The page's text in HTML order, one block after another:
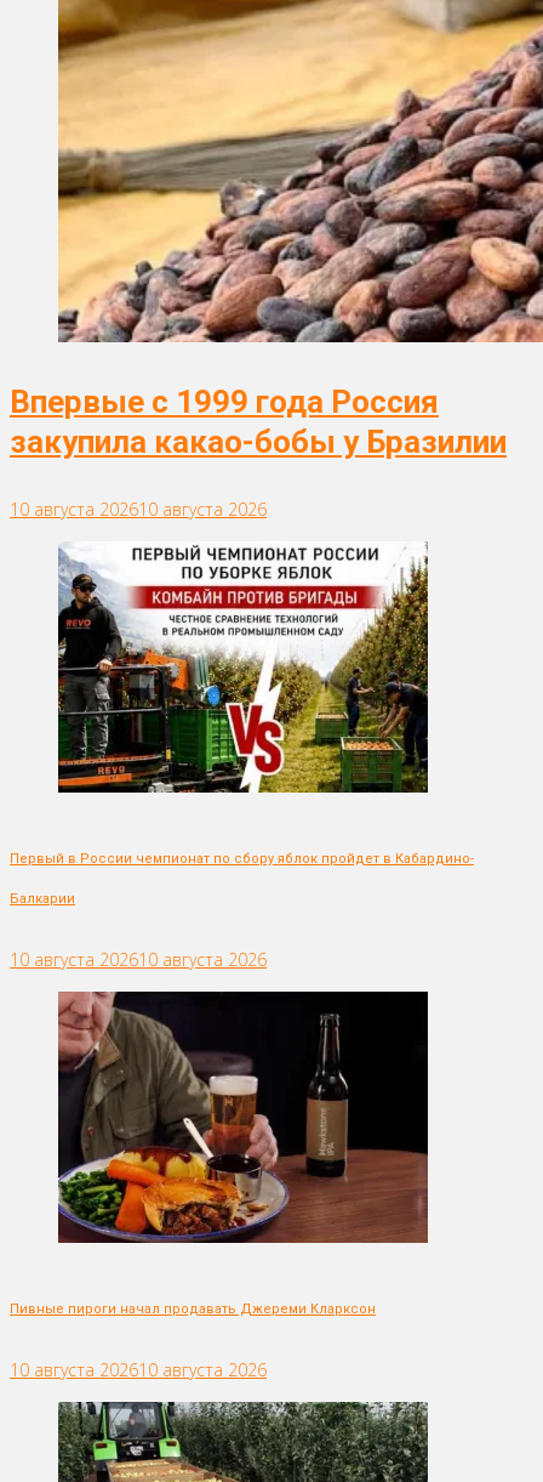
Впервые с 1999 года Россия
закупила какао-бобы у Бразилии
10 августа 202610 августа 2026
Первый в России чемпионат по сбору яблок пройдет в Кабардино-
Балкарии
10 августа 202610 августа 2026
Пивные пироги начал продавать Джереми Кларксон
10 августа 202610 августа 2026